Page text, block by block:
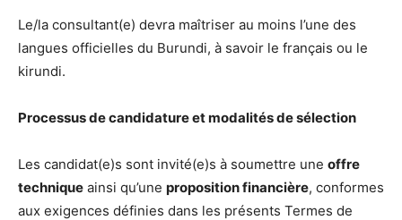
Le/la consultant(e) devra maîtriser au moins l’une des
langues officielles du Burundi, à savoir le français ou le
kirundi.
Processus de candidature et modalités de sélection
Les candidat(e)s sont invité(e)s à soumettre une offre
technique ainsi qu’une proposition financière, conformes
aux exigences définies dans les présents Termes de